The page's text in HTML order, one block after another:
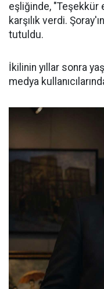
eşliğinde, "Teşekkür
karşılık verdi.
tutuldu.
İkilinin yıllar sonra
medya